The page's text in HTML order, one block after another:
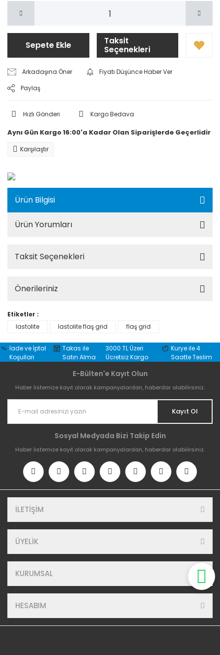
Sepete Ekle Taksit
Seçenekleri
Arkadaşına Öner
Fiyatı Düşünce Haber Ver
Paylaş
Hızlı Gönderi Kargo Bedava
Aynı Gün Kargo 16:00'a Kadar Olan Siparişlerde Geçerlidir
Karşılaştır
Ürün Bilgisi
Ürün Yorumları
Taksit Seçenekleri
Önerileriniz
Etiketler :
lastolite
lastolite flaş grid flaş grid
İade ve İptal
Koşulları
Takas ile
Satın Alma
3000 TL Üzeri
Ücretsiz Kargo
Kurye ile 4
Saatte Teslim
E-Bülten'e Kayıt Olun
Haber listemize kayıt olarak kampanyalardan, haberdar olabilirsiniz.
Kayıt Ol
Sosyal Medyada Bizi Takip Edin
Haber listemize kayıt olarak kampanyalardan, haberdar olabilirsiniz.
İLETİŞİM
ÜYELİK
KURUMSAL
HESABIM